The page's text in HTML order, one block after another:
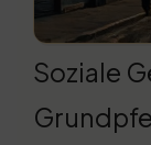
Soziale